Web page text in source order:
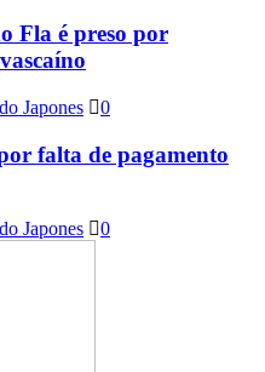
Fla é preso por
Japones 0
falta de pagamento
Japones 0